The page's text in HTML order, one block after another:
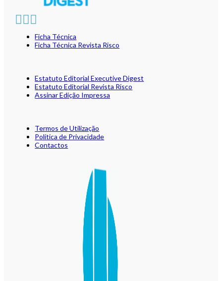
Ficha Técnica
Ficha Técnica Revista Risco
Estatuto Editorial Executive Digest
Estatuto Editorial Revista Risco
Assinar Edição Impressa
Termos de Utilização
Política de Privacidade
Contactos